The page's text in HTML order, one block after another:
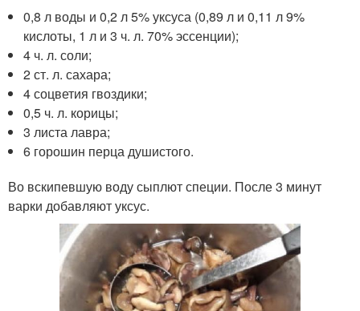
0,8 л воды и 0,2 л 5% уксуса (0,89 л и 0,11 л 9%
кислоты, 1 л и 3 ч. л. 70% эссенции);
4 ч. л. соли;
2 ст. л. сахара;
4 соцветия гвоздики;
0,5 ч. л. корицы;
3 листа лавра;
6 горошин перца душистого.
Во вскипевшую воду сыплют специи. После 3 минут
варки добавляют уксус.